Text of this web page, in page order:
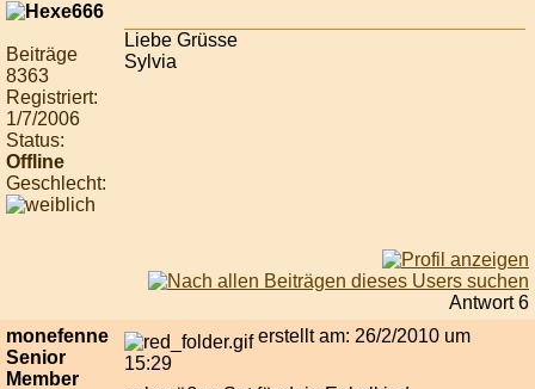
Beiträge
8363
Registriert:
1/7/2006
Status:
Offline
Geschlecht:
Liebe Grüsse
Sylvia
Antwort 6
monefenne
Senior
Member
erstellt am: 26/2/2010 um
15:29